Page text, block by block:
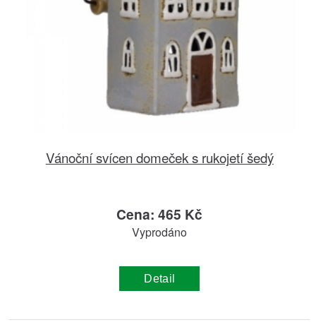
Vánoční svícen domeček s rukojetí šedý
Cena: 465 Kč
Vyprodáno
Detail